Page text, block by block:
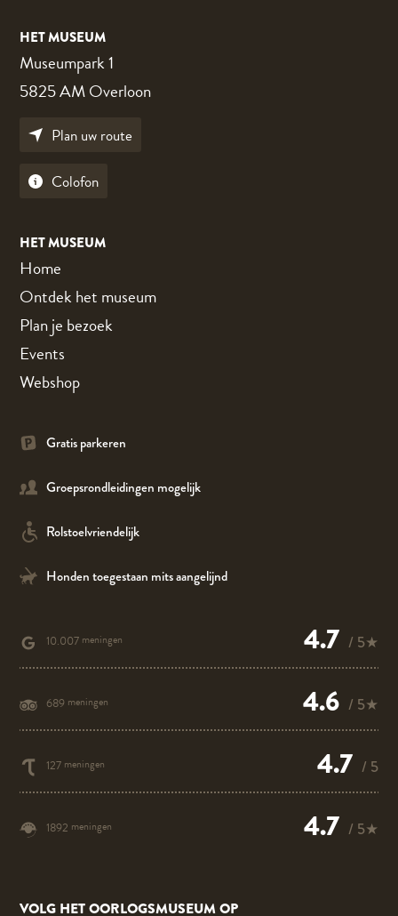
HET MUSEUM
Museumpark 1
5825 AM Overloon
Plan uw route
Colofon
HET MUSEUM
Home
Ontdek het museum
Plan je bezoek
Events
Webshop
Gratis parkeren
Groepsrondleidingen mogelijk
Rolstoelvriendelijk
Honden toegestaan mits aangelijnd
4.7 / 5★
10.007 meningen
4.6 / 5★
689 meningen
4.7 / 5
127 meningen
4.7 / 5★
1892 meningen
VOLG HET OORLOGSMUSEUM OP